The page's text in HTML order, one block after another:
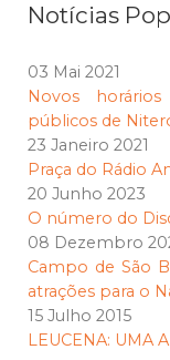
Notícias
03 Mai 2021
Novos
públicos de
23 Janeiro 2021
Praça do Rádio
20 Junho 2023
O número do
08 Dezembro
Campo de São
atrações para o
15 Julho 2015
LEUCENA: UMA